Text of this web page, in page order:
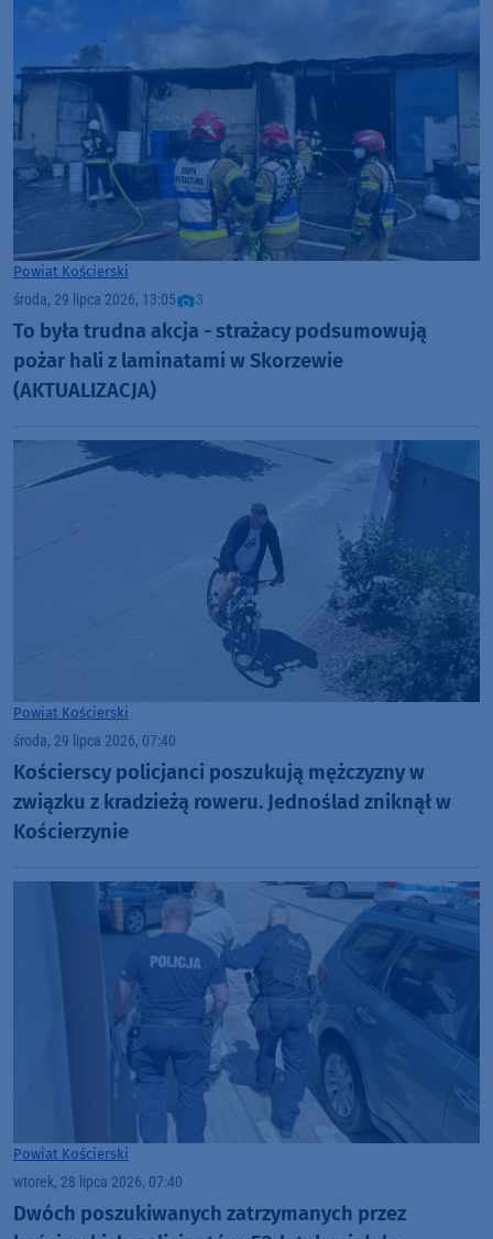
Powiat Kościerski
środa, 29 lipca 2026, 13:05 3
To była trudna akcja - strażacy podsumowują
pożar hali z laminatami w Skorzewie
(AKTUALIZACJA)
Powiat Kościerski
środa, 29 lipca 2026, 07:40
Kościerscy policjanci poszukują mężczyzny w
związku z kradzieżą roweru. Jednoślad zniknął w
Kościerzynie
Powiat Kościerski
wtorek, 28 lipca 2026, 07:40
Dwóch poszukiwanych zatrzymanych przez